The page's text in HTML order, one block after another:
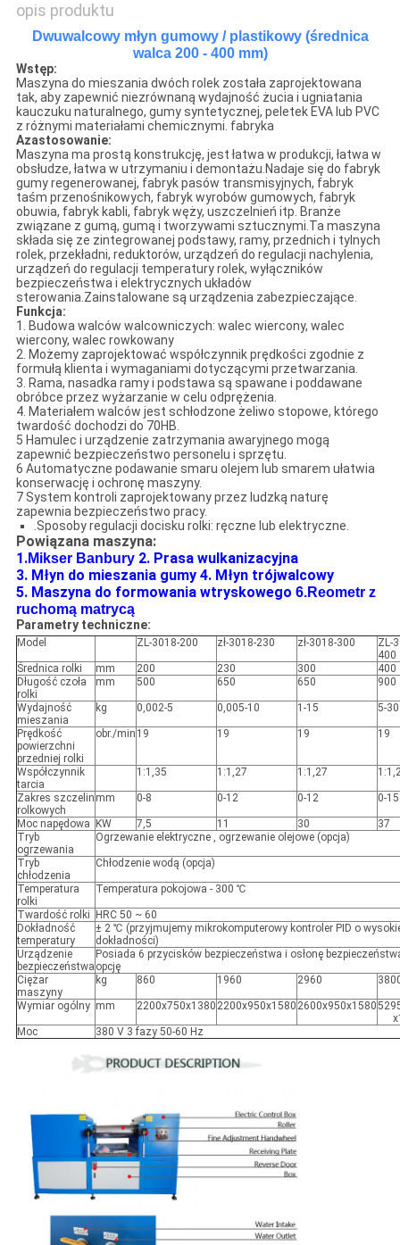
opis produktu
Dwuwalcowy młyn gumowy / plastikowy (średnica
walca 200 - 400 mm)
Wstęp:
Maszyna do mieszania dwóch rolek została zaprojektowana
tak, aby zapewnić niezrównaną wydajność żucia i ugniatania
kauczuku naturalnego, gumy syntetycznej, peletek EVA lub PVC
z różnymi materiałami chemicznymi. fabryka
Azastosowanie:
Maszyna ma prostą konstrukcję, jest łatwa w produkcji, łatwa w
obsłudze, łatwa w utrzymaniu i demontażu.Nadaje się do fabryk
gumy regenerowanej, fabryk pasów transmisyjnych, fabryk
taśm przenośnikowych, fabryk wyrobów gumowych, fabryk
obuwia, fabryk kabli, fabryk węży, uszczelnień itp. Branże
związane z gumą, gumą i tworzywami sztucznymi.Ta maszyna
składa się ze zintegrowanej podstawy, ramy, przednich i tylnych
rolek, przekładni, reduktorów, urządzeń do regulacji nachylenia,
urządzeń do regulacji temperatury rolek, wyłączników
bezpieczeństwa i elektrycznych układów
sterowania.Zainstalowane są urządzenia zabezpieczające.
Funkcja:
1. Budowa walców walcowniczych: walec wiercony, walec
wiercony, walec rowkowany
2. Możemy zaprojektować współczynnik prędkości zgodnie z
formułą klienta i wymaganiami dotyczącymi przetwarzania.
3. Rama, nasadka ramy i podstawa są spawane i poddawane
obróbce przez wyżarzanie w celu odprężenia.
4. Materiałem walców jest schłodzone żeliwo stopowe, którego
twardość dochodzi do 70HB.
5 Hamulec i urządzenie zatrzymania awaryjnego mogą
zapewnić bezpieczeństwo personelu i sprzętu.
6 Automatyczne podawanie smaru olejem lub smarem ułatwia
konserwację i ochronę maszyny.
7 System kontroli zaprojektowany przez ludzką naturę
zapewnia bezpieczeństwo pracy.
.Sposoby regulacji docisku rolki: ręczne lub elektryczne.
Powiązana maszyna:
1.Mikser Banbury 2. Prasa wulkanizacyjna
3. Młyn do mieszania gumy 4. Młyn trójwalcowy
5. Maszyna do formowania wtryskowego 6.Reometr z
ruchomą matrycą
Parametry techniczne:
Model ZL-3018-200 zł-3018-230 zł-3018-300
ZL-
400
Średnica rolki
mm 200 230 300
400
Długość czoła
rolki
mm 500 650 650 900
Wydajność
mieszania
kg 0,002-5 0,005-10 1-15 5-30
Prędkość
powierzchni
przedniej rolki
obr./min 19 19 19 19
Współczynnik
tarcia
1:1,35 1:1,27 1:1,27
Zakres szczelin
rolkowych
mm 0-8 0-12 0-12 0-15
Moc napędowa KW 7,5 11 30
37
Tryb
ogrzewania
Ogrzewanie elektryczne , ogrzewanie olejowe (opcja)
Tryb
chłodzenia
Chłodzenie wodą (opcja)
Temperatura
rolki
Temperatura pokojowa - 300 ℃
Twardość rolki
HRC 50 ~ 60
Dokładność
temperatury
± 2 ℃ (przyjmujemy mikrokomputerowy kontroler PID o
dokładności)
Urządzenie
bezpieczeństwa
Posiada 6 przycisków bezpieczeństwa i osłonę
opcję
Ciężar
maszyny
kg 860 1960 2960
Wymiar ogólny mm 2200x750x1380 2200x950x1580 2600x950x1580
Moc
380 V 3 fazy 50-60 Hz